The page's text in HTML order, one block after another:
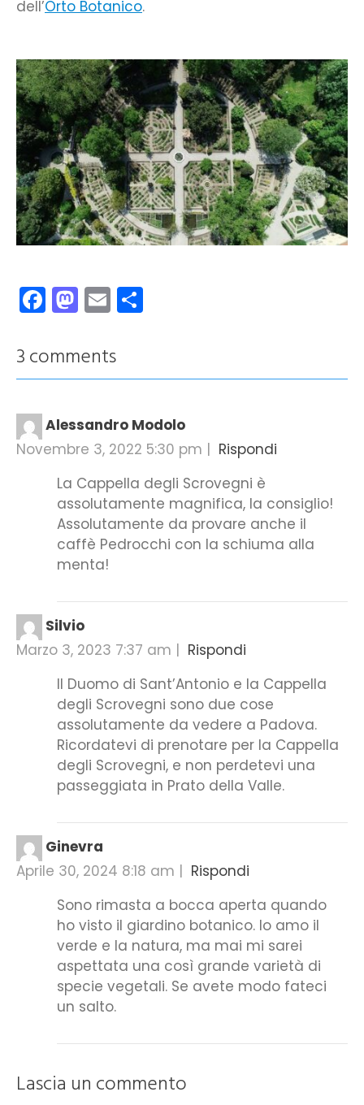
dell’Orto Botanico.
Facebook
Mastodon
Email
3 comments
Alessandro Modolo
Novembre 3, 2022 5:30 pm | Rispondi
La Cappella degli Scrovegni è
assolutamente magnifica, la consiglio!
Assolutamente da provare anche il
caffè Pedrocchi con la schiuma alla
menta!
Silvio
Marzo 3, 2023 7:37 am | Rispondi
Il Duomo di Sant’Antonio e la Cappella
degli Scrovegni sono due cose
assolutamente da vedere a Padova.
Ricordatevi di prenotare per la Cappella
degli Scrovegni, e non perdetevi una
passeggiata in Prato della Valle.
Ginevra
Aprile 30, 2024 8:18 am | Rispondi
Sono rimasta a bocca aperta quando
ho visto il giardino botanico. Io amo il
verde e la natura, ma mai mi sarei
aspettata una così grande varietà di
specie vegetali. Se avete modo fateci
un salto.
Lascia un commento